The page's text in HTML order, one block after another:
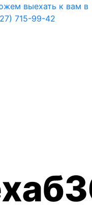
выехать к вам в
715-99-42